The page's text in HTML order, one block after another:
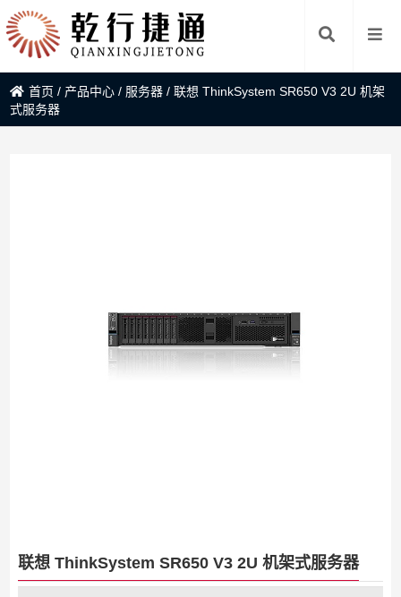
首页 / 产品中心 / 服务器 /联想 ThinkSystem SR650 V3 2U 机架
式服务器
联想 ThinkSystem SR650 V3 2U 机架式服务器